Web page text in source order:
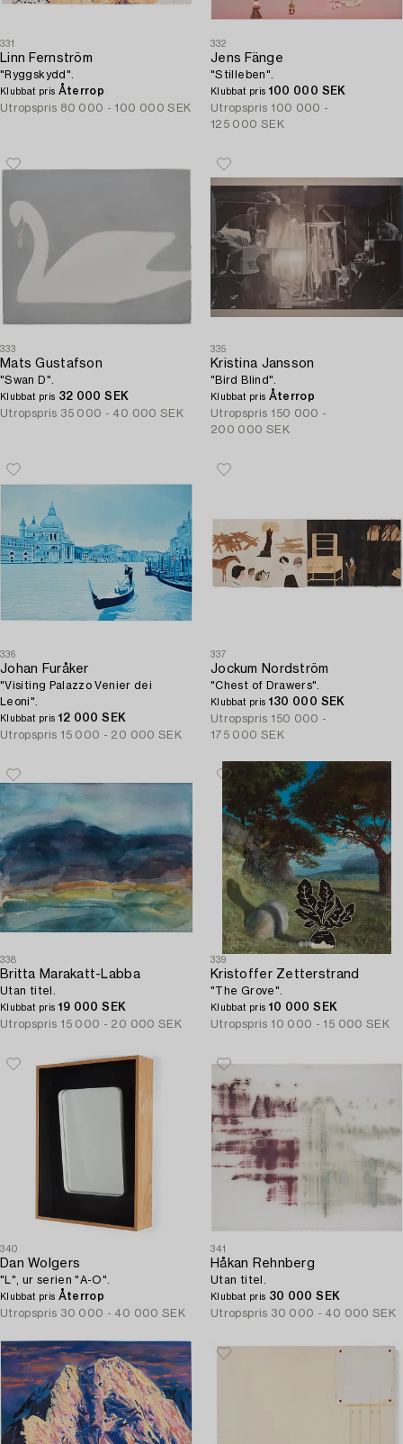
331
Linn Fernström
"Ryggskydd".
Klubbat pris Återrop
Utropspris 80 000 - 100 000 SEK
332
Jens Fänge
"Stilleben".
Klubbat pris 100 000 SEK
Utropspris 100 000 -
125 000 SEK
333
Mats Gustafson
"Swan D".
Klubbat pris 32 000 SEK
Utropspris 35 000 - 40 000 SEK
335
Kristina Jansson
"Bird Blind".
Klubbat pris Återrop
Utropspris 150 000 -
200 000 SEK
336
Johan Furåker
"Visiting Palazzo Venier dei
Leoni".
Klubbat pris 12 000 SEK
Utropspris 15 000 - 20 000 SEK
337
Jockum Nordström
"Chest of Drawers".
Klubbat pris 130 000 SEK
Utropspris 150 000 -
175 000 SEK
338
Britta Marakatt-Labba
Utan titel.
Klubbat pris 19 000 SEK
Utropspris 15 000 - 20 000 SEK
339
Kristoffer Zetterstrand
"The Grove".
Klubbat pris 10 000 SEK
Utropspris 10 000 - 15 000 SEK
340
Dan Wolgers
"L", ur serien "A-O".
Klubbat pris Återrop
Utropspris 30 000 - 40 000 SEK
341
Håkan Rehnberg
Utan titel.
Klubbat pris 30 000 SEK
Utropspris 30 000 - 40 000 SEK